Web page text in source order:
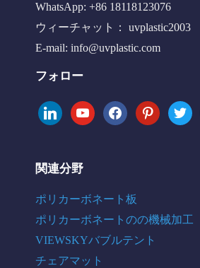
WhatsApp: +86 18118123076
ウィーチャット： uvplastic2003
E-mail: info@uvplastic.com
フォロー
linkedinyoutubefacebookpinteresttwitter
関連分野
ポリカーボネート板
ポリカーボネートのの機械加工
VIEWSKYバブルテント
チェアマット